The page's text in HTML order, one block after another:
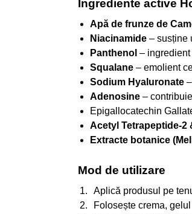
Ingrediente active
Apă de frunze de
Niacinamide– susține
Panthenol –
Squalane– emolient
Sodium Hyaluronate–
Adenosine–
Epigallocatechin
Acetyl Tetrapeptide-2
Extracte botanice
Mod de utilizare
Aplică produsul pe
Folosește crema,